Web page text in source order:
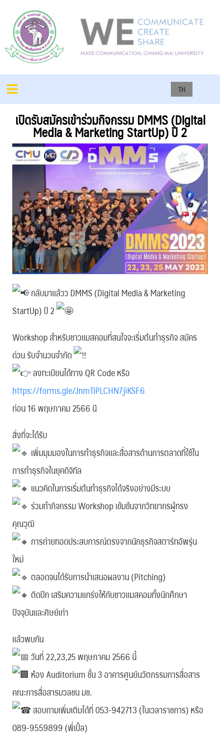
TH
เปิดรับสมัครเข้าร่วมกิจกรรม DMMS (Digital
Media & Marketing StartUp) ปี 2
กลับมาแล้วว DMMS (Digital Media & Marketing
StartUp) ปี 2
Workshop สำหรับชาวแมสคอมที่สนใจจะเริ่มต้นทำธุรกิจ สมัคร
ด่วน รับจำนวนจำกัด
ลงทะเบียนได้ทาง QR Code หรือ
https://forms.gle/JnmTiPLCHN7jiKSF6
ก่อน 16 พฤษภาคม 2566 นี
สิ่งที่จะได้รับ
เพิ่มมุมมองในการทำธุรกิจและสื่อสารด้านการตลาดที่ใช้ใน
การทำธุรกิจในยุคดิจิทัล
แนวคิดในการเริ่มต้นทำธุรกิจได้จริงอย่างมีระบบ
ร่วมทำกิจกรรม Workshop เข้มข้นจากวิทยากรผู้ทรง
คุณวุฒิ
การถ่ายทอดประสบการณ์ตรงจากนักธุรกิจสตาร์ทอัพรุ่น
ใหม่
ตลอดจนได้รับการนำเสนอผลงาน (Pitching)
ติดปีก เสริมความแกร่งให้กับชาวแมสคอมทั้งนักศึกษา
ปัจจุบันและศิษย์เก่า
แล้วพบกัน
วันที่ 22,23,25 พฤษภาคม 2566 นี้
ห้อง Auditorium ชั้น 3 อาคารศูนย์นวัตกรรมการสื่อสาร
คณะการสื่อสารมวลชน มช.
สอบถามเพิ่มเติมได้ที่ 053-942713 (ในเวลาราชการ) หรือ
089-9559899 (พี่เปิ้ล)